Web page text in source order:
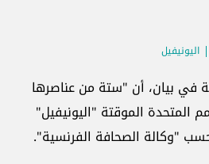
اليونيفيل
في بيان، أن "ستة من عناصرها
المتحدة الموقتة "اليونيفيل"
"وكالة الصحافة الفرنسية".